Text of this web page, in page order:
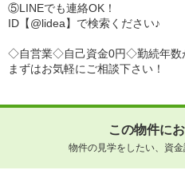
⑤LINEでも連絡OK！
ID【@lidea】で検索ください♪
◇自営業◇自己資金0円◇勤続年数
まずはお気軽にご相談下さい！
この物件に
物件の見学をしたい、資